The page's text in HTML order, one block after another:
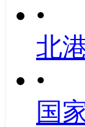
•
北
•
国